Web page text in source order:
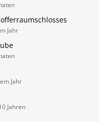
Jahr
Jahr
Jahren